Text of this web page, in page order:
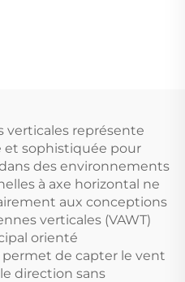
verticales représente
et sophistiquée pour
des environnements
à axe horizontal ne
aux conceptions
verticales (VAWT)
orienté
de capter le vent
direction sans